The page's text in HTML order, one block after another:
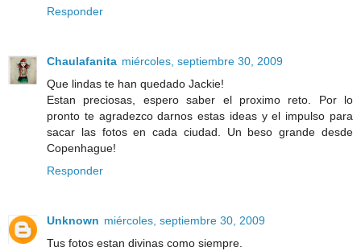
Responder
Chaulafanita miércoles, septiembre 30, 2009
Que lindas te han quedado Jackie!
Estan preciosas, espero saber el proximo reto. Por lo
pronto te agradezco darnos estas ideas y el impulso para
sacar las fotos en cada ciudad. Un beso grande desde
Copenhague!
Responder
Unknown miércoles, septiembre 30, 2009
Tus fotos estan divinas como siempre.